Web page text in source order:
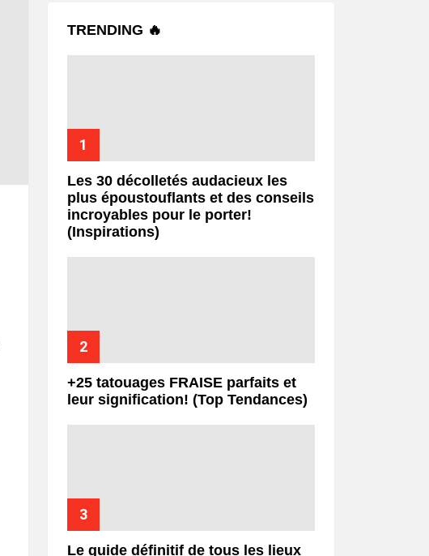
TRENDING 🔥
Les 30 décolletés audacieux les
plus époustouflants et des conseils
incroyables pour le porter!
(Inspirations)
+25 tatouages ​​FRAISE parfaits et
leur signification! (Top Tendances)
Le guide définitif de tous les lieux